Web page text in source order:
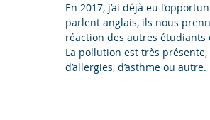
En 2017, j’ai déjà eu
parlent anglais, ils nous
réaction des autres étudiants
La pollution est très
d’allergies, d’asthme ou autre.